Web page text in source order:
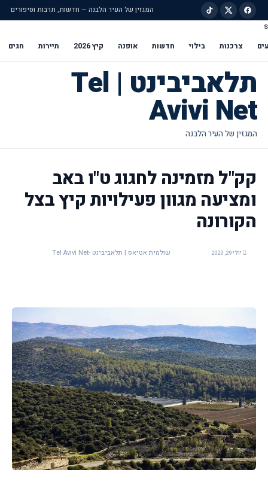
המגזין של העיר הלבנה — חדשות, תרבות וסיפורים
s
צרכנות בילוי חדשות אופנה קיץ 2026 תיירות חגים
תלאביבינט | Tel
Avivi Net
קק"ל מזמינה לחגוג ט"ו באב
ומציעה מגוון פעילויות קיץ בצל
הקורונה
יולי 29, 2020 שולמית אטיאס | תלאביבינט -Tel Avivi Net